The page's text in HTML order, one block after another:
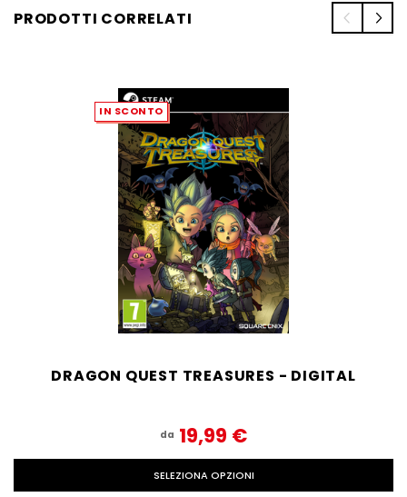
PRODOTTI CORRELATI
IN SCONTO
DRAGON QUEST TREASURES - DIGITAL
da 19,99‎ ‎€
SELEZIONA OPZIONI